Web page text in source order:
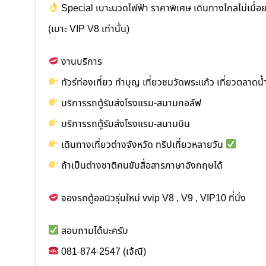
Special เบาะนวดไฟฟ้า ราคาพิเศษ เดินทางไกลไม่เมื่อย
(เบาะ VIP V8 เท่านั้น)
งานบริการ
ทัวร์ท่องเที่ยว ทำบุญ เที่ยวชมวัดพระแก้ว เที่ยวตลาด
บริการรถตู้รับส่งโรงแรม-สนามกอล์ฟ
บริการรถตู้รับส่งโรงแรม-สนามบิน
เดินทางเที่ยวต่างจังหวัด ทริปเที่ยวหลายวัน
ถ้าเป็นต่างชาติคนขับสื่อสารภาษาอังกฤษได้
จองรถตู้ออนิวรุ่นใหม่ vvip V8 , V9 , VIP10 ที่นั่ง
สอบถามได้นะครับ
081-874-2547 (เจ้ณี)